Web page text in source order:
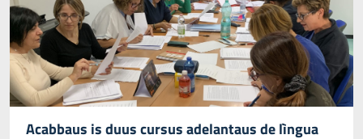
Acabbaus is duus cursus adelantaus de lìngua